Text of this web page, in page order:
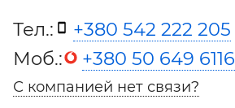
Тел.:
+380 542 222 205
Моб.:
+380 50 649 6116
С компанией нет связи?